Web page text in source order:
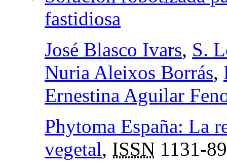
fastidiosa
José Blasco Ivars, S.
Nuria Aleixos Borrás,
Ernestina Aguilar
Phytoma España: La
vegetal, ISSN 1131-